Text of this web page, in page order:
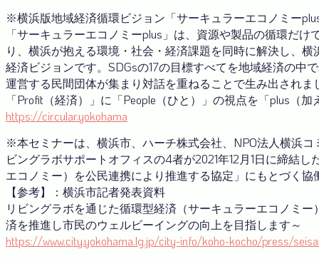
※横浜版地域経済循環ビジョン「サーキュラーエコノミー
「サーキュラーエコノミーplus」は、資源や製品の循環だ
り、横浜が抱える環境・社会・経済課題を同時に解決し、
経済ビジョンです。SDGsの17の目標すべてを地域経済の中
運営する民間団体が集まり対話を重ねることで生み出されま
「Profit（経済）」に「People（ひと）」の視点を「plus（
https://circular.yokohama
※本セミナーは、横浜市、ハーチ株式会社、NPO法人横浜
ビングラボサポートオフィスの4者が2021年12月1日に締結
エコノミー）を公民連携により推進する協定」にもとづく
【参考】：横浜市記者発表資料
リビングラボを通じた循環型経済（サーキュラーエコノミ
済を推進し市民のウェルビーイングの向上を目指します～
https://www.city.yokohama.lg.jp/city-info/koho-kocho/press/